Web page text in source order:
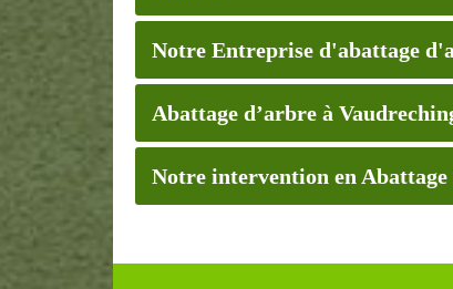
Notre Entreprise d'abattage
Abattage d’arbre à
Notre intervention en Abattage